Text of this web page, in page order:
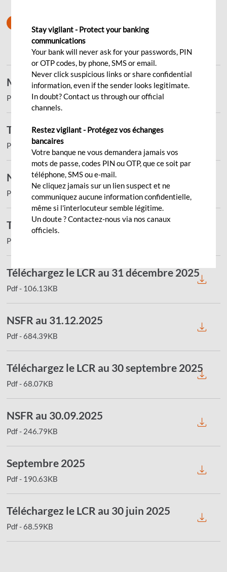
Reports
Statements
Disclosures
Mars 2026
Pdf - 188.59KB
Téléchargez le LCR au 31 mars 2026
Pdf - 73.45KB
NSFR au 31.03.2026
Pdf - 244.39KB
Téléchargez le rapport annuel 2025
Pdf - 6.41MB
Téléchargez le LCR au 31 décembre 2025
Pdf - 106.13KB
NSFR au 31.12.2025
Pdf - 684.39KB
Téléchargez le LCR au 30 septembre 2025
Pdf - 68.07KB
NSFR au 30.09.2025
Pdf - 246.79KB
Septembre 2025
Pdf - 190.63KB
Téléchargez le LCR au 30 juin 2025
Pdf - 68.59KB
Stay vigilant - Protect your banking
communications
Your bank will never ask for your passwords, PIN
or OTP codes, by phone, SMS or email.
Never click suspicious links or share confidential
information, even if the sender looks legitimate.
In doubt? Contact us through our official
channels.
Restez vigilant - Protégez vos échanges
bancaires
Votre banque ne vous demandera jamais vos
mots de passe, codes PIN ou OTP, que ce soit par
téléphone, SMS ou e-mail.
Ne cliquez jamais sur un lien suspect et ne
communiquez aucune information confidentielle,
même si l'interlocuteur semble légitime.
Un doute ? Contactez-nous via nos canaux
officiels.